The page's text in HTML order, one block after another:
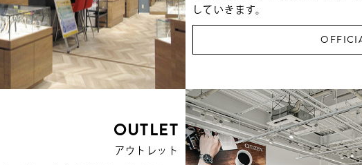
していきます。
OUTLET
アウトレット